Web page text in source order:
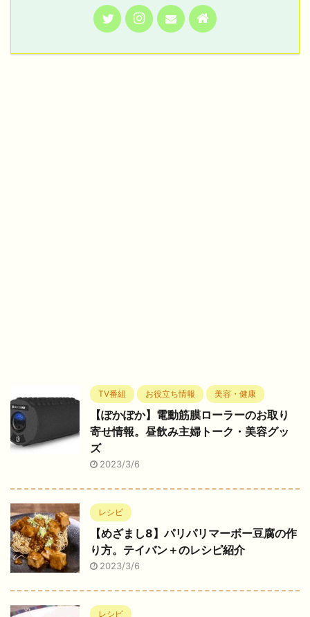
TV番組 お役立ち情報 美容・健康
【ぽかぽか】電動筋膜ローラーのお取り
寄せ情報。昼飲み主婦トーク・美容グッ
ズ
2023/3/6
レシピ
【めざまし8】パリパリマーボー豆腐の作
り方。テイバン＋のレシピ紹介
2023/3/6
レシピ